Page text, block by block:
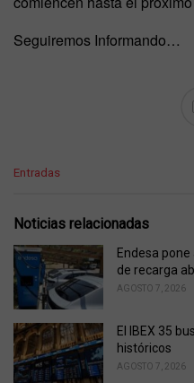
Seguiremos Informando…
C
e
o
r
i
:
Entradas
Noticias relacionadas
Endesa
de recarga
AGOSTO 7, 2026
El IBEX 35
históricos
AGOSTO 7, 2026